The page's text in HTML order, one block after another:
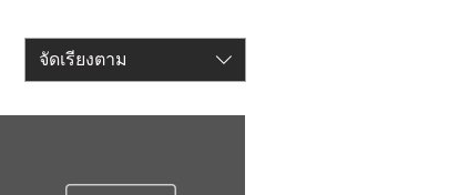
จัดเรียงตาม